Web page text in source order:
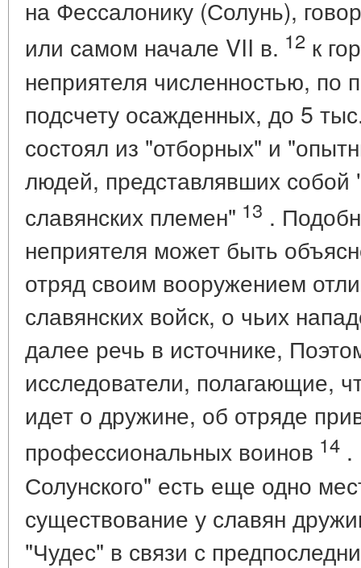
на Фессалонику (Солунь),
или самом начале VII в. 12 к
неприятеля численностью, по
подсчету осажденных, до 5
состоял из "отборных" и
людей, представлявших собой
славянских племен" 13 .
неприятеля может быть
отряд своим вооружением
славянских войск, о чьих
далее речь в источнике,
исследователи, полагающие,
идет о дружине, об отряде
профессиональных воинов 14 .
Солунского" есть еще одно
существование у славян
"Чудес" в связи с